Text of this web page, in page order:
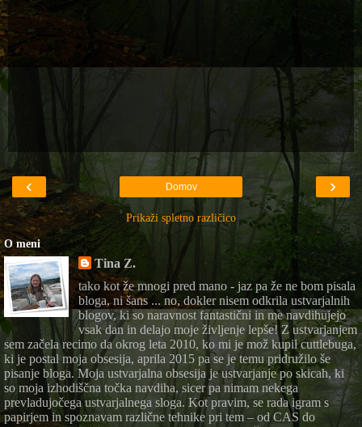
‹ ›
Domov
Prikaži spletno različico
O meni
Tina Z.
tako kot že mnogi pred mano - jaz pa že ne bom pisala
bloga, ni šans ... no, dokler nisem odkrila ustvarjalnih
blogov, ki so naravnost fantastični in me navdihujejo
vsak dan in delajo moje življenje lepše! Z ustvarjanjem
sem začela recimo da okrog leta 2010, ko mi je mož kupil cuttlebuga,
ki je postal moja obsesija, aprila 2015 pa se je temu pridružilo še
pisanje bloga. Moja ustvarjalna obsesija je ustvarjanje po skicah, ki
so moja izhodiščna točka navdiha, sicer pa nimam nekega
prevladujočega ustvarjalnega sloga. Kot pravim, se rada igram s
papirjem in spoznavam različne tehnike pri tem – od CAS do